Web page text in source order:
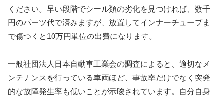
ください。早い段階でシール類の劣化を見つければ、数千
円のパーツ代で済みますが、放置してインナーチューブま
で傷つくと10万円単位の出費になります。
一般社団法人日本自動車工業会の調査によると、適切なメ
ンテナンスを行っている車両ほど、事故率だけでなく突発
的な故障発生率も低いことが示唆されています。自分自身